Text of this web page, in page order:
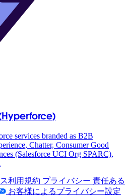
services branded as B2B
Chatter, Consumer Good
(Salesforce UCI Org SPARC),
利用規約 プライバシー 責任ある
お客様によるプライバシー設定